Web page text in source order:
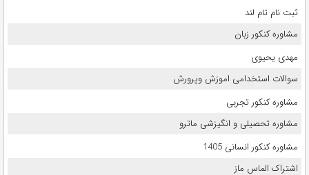
ثبت نام تام لند
مشاوره کنکور زبان
مهدی یحیوی
سوالات استخدامی اموزش وپرورش
مشاوره کنکور تجربی
مشاوره تحصیلی و انگیزشی ماترو
مشاوره کنکور انسانی 1405
اشتراک الماس ماز